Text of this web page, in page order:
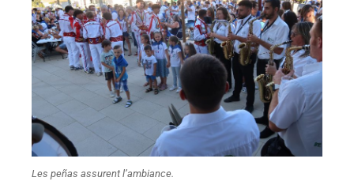
Les peñas assurent l’ambiance.